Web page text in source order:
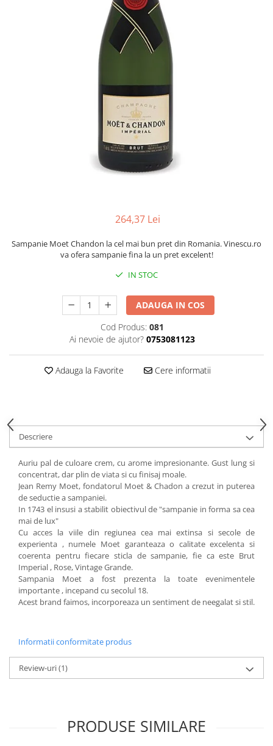
264,37 Lei
Sampanie Moet Chandon la cel mai bun pret din Romania. Vinescu.ro
va ofera sampanie fina la un pret excelent!
IN STOC
ADAUGA IN COS
Cod Produs: 081
Ai nevoie de ajutor? 0753081123
Adauga la Favorite Cere informatii
Descriere
Auriu pal de culoare crem, cu arome impresionante. Gust lung si
concentrat, dar plin de viata si cu finisaj moale.
Jean Remy Moet, fondatorul Moet & Chadon a crezut in puterea
de seductie a sampaniei.
In 1743 el insusi a stabilit obiectivul de "sampanie in forma sa cea
mai de lux"
Cu acces la viile din regiunea cea mai extinsa si secole de
experienta , numele Moet garanteaza o calitate excelenta si
coerenta pentru fiecare sticla de sampanie, fie ca este Brut
Imperial , Rose, Vintage Grande.
Sampania Moet a fost prezenta la toate evenimentele
importante , incepand cu secolul 18.
Acest brand faimos, incorporeaza un sentiment de neegalat si stil.
Informatii conformitate produs
Review-uri(1)
PRODUSE SIMILARE